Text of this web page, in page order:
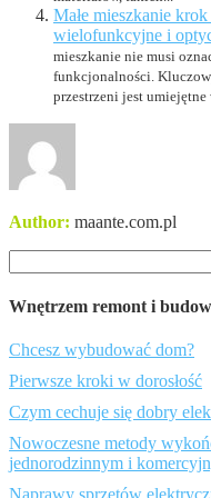
Małe mieszkanie
wielofunkcyjne i
mieszkanie nie musi
funkcjonalności.
przestrzeni jest umiejętne
Author: maante.com.pl
Wnętrzem remont i
Chcesz wybudować dom?
Pierwsze kroki w dorosłość
Czym cechuje się dobry
Nowoczesne metody
jednorodzinnym i